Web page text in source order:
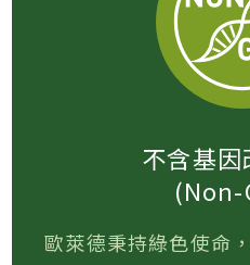
不含基
(Non-
歐萊德秉持綠色使命